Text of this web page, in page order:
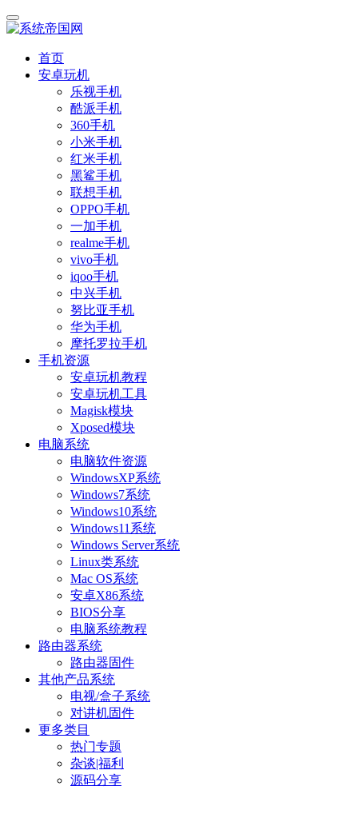
首页
安卓玩机
乐视手机
酷派手机
360手机
小米手机
红米手机
黑鲨手机
联想手机
OPPO手机
一加手机
realme手机
vivo手机
iqoo手机
中兴手机
努比亚手机
华为手机
摩托罗拉手机
手机资源
安卓玩机教程
安卓玩机工具
Magisk模块
Xposed模块
电脑系统
电脑软件资源
WindowsXP系统
Windows7系统
Windows10系统
Windows11系统
Windows Server系统
Linux类系统
Mac OS系统
安卓X86系统
BIOS分享
电脑系统教程
路由器系统
路由器固件
其他产品系统
电视/盒子系统
对讲机固件
更多类目
热门专题
杂谈|福利
源码分享